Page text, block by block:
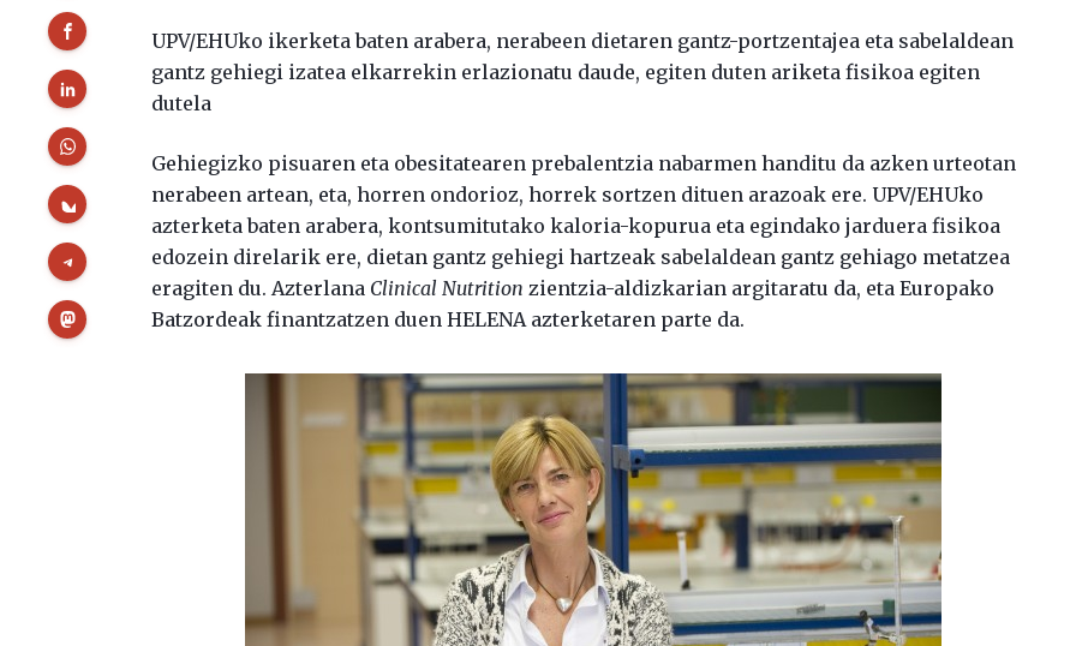
UPV/EHUko ikerketa baten arabera, nerabeen dietaren gantz-portzentajea eta sabelaldean
gantz gehiegi izatea elkarrekin erlazionatu daude, egiten duten ariketa fisikoa egiten
dutela
Gehiegizko pisuaren eta obesitatearen prebalentzia nabarmen handitu da azken urteotan
nerabeen artean, eta, horren ondorioz, horrek sortzen dituen arazoak ere. UPV/EHUko
azterketa baten arabera, kontsumitutako kaloria-kopurua eta egindako jarduera fisikoa
edozein direlarik ere, dietan gantz gehiegi hartzeak sabelaldean gantz gehiago metatzea
eragiten du. Azterlana Clinical Nutrition zientzia-aldizkarian argitaratu da, eta Europako
Batzordeak finantzatzen duen HELENA azterketaren parte da.